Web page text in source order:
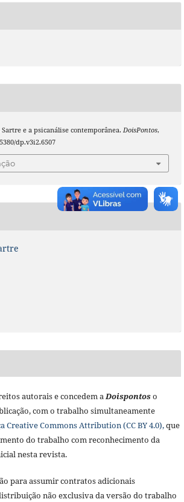
Sartre e a psicanálise contemporânea. DoisPontos,
dp.v3i2.6507
autorais e concedem aDoispontoso
com o trabalho simultaneamente
Creative Commons Attribution (CC BY 4.0),que
do trabalho com reconhecimento da
nesta revista.
para assumir contratos adicionais
não exclusiva da versão do trabalho